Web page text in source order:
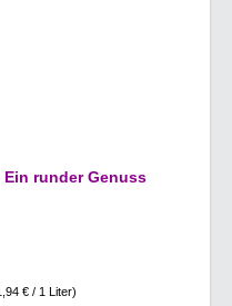
runder Genuss
€ / 1 Liter)